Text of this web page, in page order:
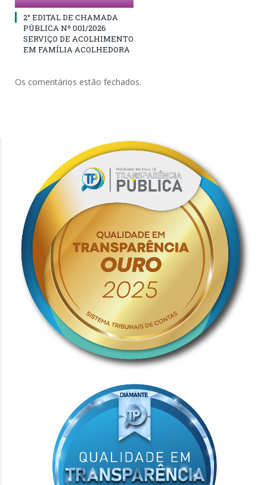
2° EDITAL DE CHAMADA
PÚBLICA Nº 001/2026
SERVIÇO DE ACOLHIMENTO
EM FAMÍLIA ACOLHEDORA
Os comentários estão fechados.